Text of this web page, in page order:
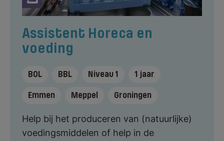
Assistent Horeca en
voeding
BOL BBL Niveau 1 1 jaar
Emmen Meppel Groningen
Help bij het produceren van (natuurlijke)
voedingsmiddelen of help in de